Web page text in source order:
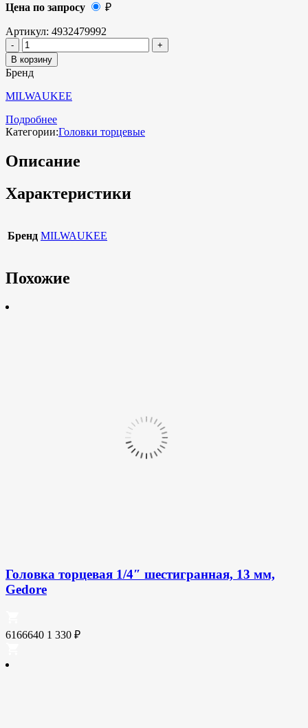
Цена по запросу ₽
Артикул: 4932479992
В корзину
Бренд
MILWAUKEE
Подробнее
Категории:Головки торцевые
Описание
Характеристики
Бренд MILWAUKEE
Похожие
Головка торцевая 1/4″ шестигранная, 13 мм,
Gedore
6166640 1 330 ₽